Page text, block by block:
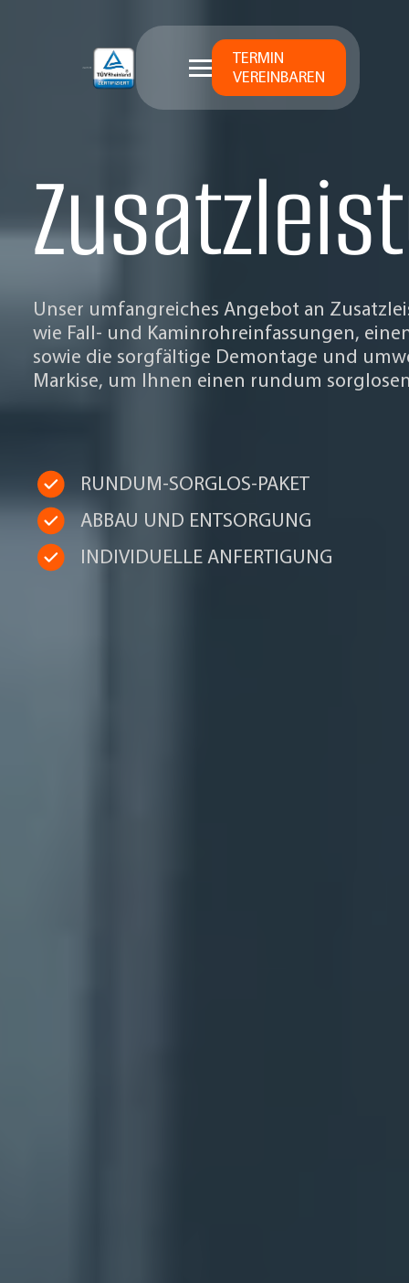
TERMIN
VEREINBAREN
Unser umfangreiches Angebot an
wie Fall- und Kaminrohreinfassungen,
sowie die sorgfältige Demontage und
Markise, um Ihnen einen rundum
RUNDUM-SORGLOS-PAKET
ABBAU UND ENTSORGUNG
INDIVIDUELLE ANFERTIGUNG